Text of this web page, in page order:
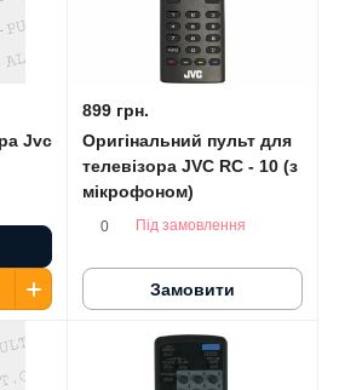
Jvc
899 грн.
Оригінальний пульт для
телевізора JVC RC - 10 (з
мікрофоном)
0 Під замовлення
Замовити